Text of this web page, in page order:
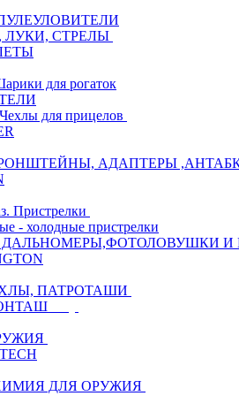
ЛУКИ, СТРЕЛЫ
для рогаток
для прицелов
АДАПТЕРЫ
- холодные пристрелки
И
ПАТРОТАШИ
ДЛЯ ОРУЖИЯ